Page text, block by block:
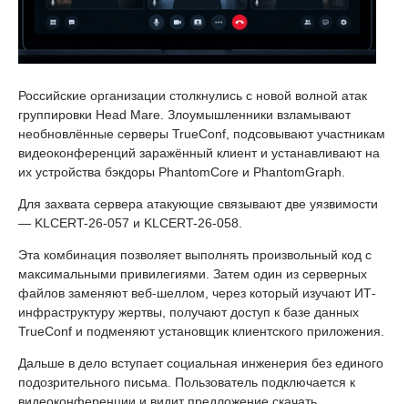
Российские организации столкнулись с новой волной атак
группировки Head Mare. Злоумышленники взламывают
необновлённые серверы TrueConf, подсовывают участникам
видеоконференций заражённый клиент и устанавливают на
их устройства бэкдоры PhantomCore и PhantomGraph.
Для захвата сервера атакующие связывают две уязвимости
— KLCERT-26-057 и KLCERT-26-058.
Эта комбинация позволяет выполнять произвольный код с
максимальными привилегиями. Затем один из серверных
файлов заменяют веб-шеллом, через который изучают ИТ-
инфраструктуру жертвы, получают доступ к базе данных
TrueConf и подменяют установщик клиентского приложения.
Дальше в дело вступает социальная инженерия без единого
подозрительного письма. Пользователь подключается к